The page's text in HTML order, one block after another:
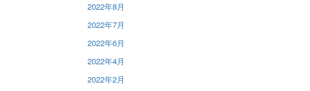
2022年8月
2022年7月
2022年6月
2022年4月
2022年2月